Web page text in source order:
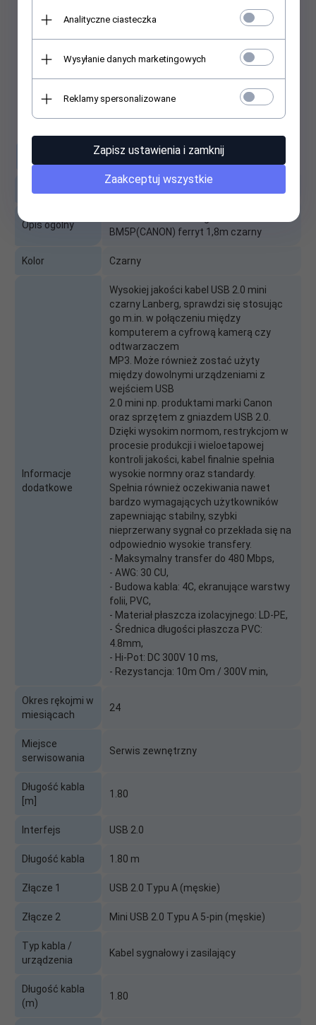
Specyfikacja
LANBERG
Opis ogólny
BM5P(CANON) ferryt 1,8m czarny
Kolor Czarny
Informacje
dodatkowe
Wysokiej jakości kabel USB 2.0 mini
czarny Lanberg, sprawdzi się stosując
go m.in. w połączeniu między
komputerem a cyfrową kamerą czy
odtwarzaczem
MP3. Może również zostać użyty
między dowolnymi urządzeniami z
wejściem USB
2.0 mini np. produktami marki Canon
oraz sprzętem z gniazdem USB 2.0.
Dzięki wysokim normom, restrykcjom w
procesie produkcji i wieloetapowej
kontroli jakości, kabel finalnie spełnia
wysokie normny oraz standardy.
Spełnia również oczekiwania nawet
bardzo wymagających użytkowników
zapewniając stabilny, szybki
nieprzerwany sygnał co przekłada się na
odpowiednio wysokie transfery.
- Maksymalny transfer do 480 Mbps,
- AWG: 30 CU,
- Budowa kabla: 4C, ekranujące warstwy
folii, PVC,
- Materiał płaszcza izolacyjnego: LD-PE,
- Średnica długości płaszcza PVC:
4.8mm,
- Hi-Pot: DC 300V 10 ms,
- Rezystancja: 10m Om / 300V min,
Okres rękojmi w
miesiącach
24
Miejsce
serwisowania
Serwis zewnętrzny
Długość kabla
[m]
1.80
Interfejs USB 2.0
Długość kabla 1.80 m
Złącze 1 USB 2.0 Typu A (męskie)
Złącze 2 Mini USB 2.0 Typu A 5-pin (męskie)
Typ kabla /
urządzenia
Kabel sygnałowy i zasilający
Długość kabla
(m)
1.80
Analityczne ciasteczka
Wysyłanie danych marketingowych
Reklamy spersonalizowane
Zapisz ustawienia i zamknij
Zaakceptuj wszystkie